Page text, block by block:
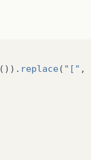
()). replace( "[" ,